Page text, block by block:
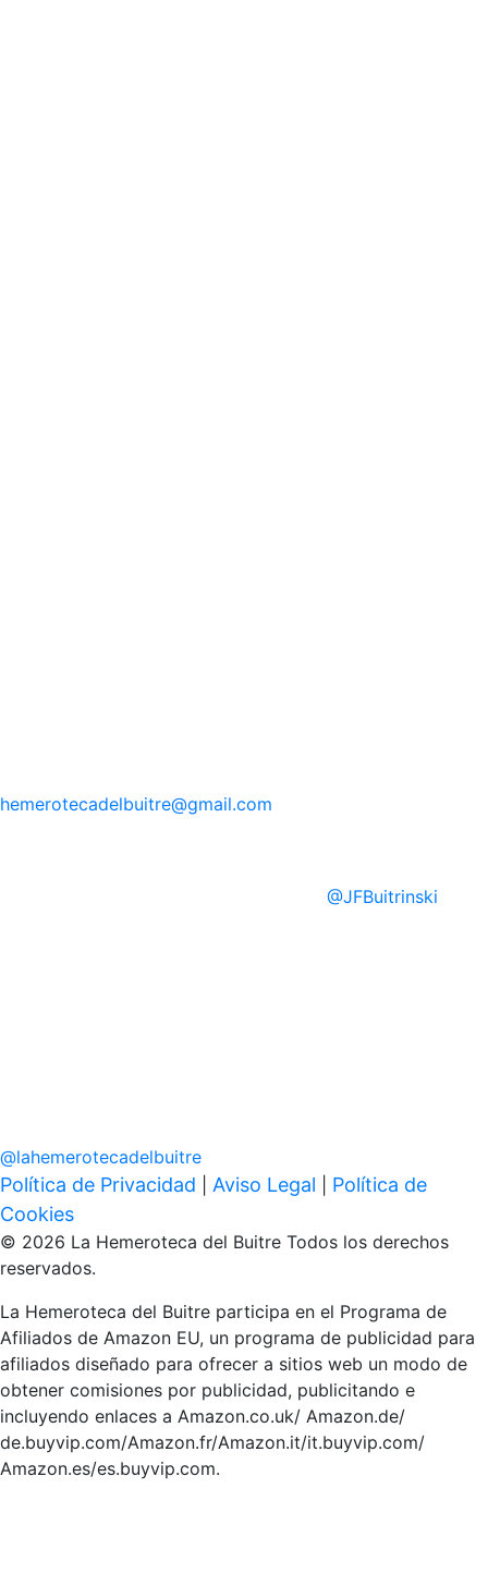
hemerotecadelbuitre@gmail.com
@JFBuitrinski
@lahemerotecadelbuitre
Política de Privacidad Aviso Legal
Política de
Cookies
© 2026 La Hemeroteca del Buitre Todos los derechos
reservados.
La Hemeroteca del Buitre participa en el Programa de
Afiliados de Amazon EU, un programa de publicidad para
afiliados diseñado para ofrecer a sitios web un modo de
obtener comisiones por publicidad, publicitando e
incluyendo enlaces a Amazon.co.uk/ Amazon.de/
de.buyvip.com/Amazon.fr/Amazon.it/it.buyvip.com/
Amazon.es/es.buyvip.com.